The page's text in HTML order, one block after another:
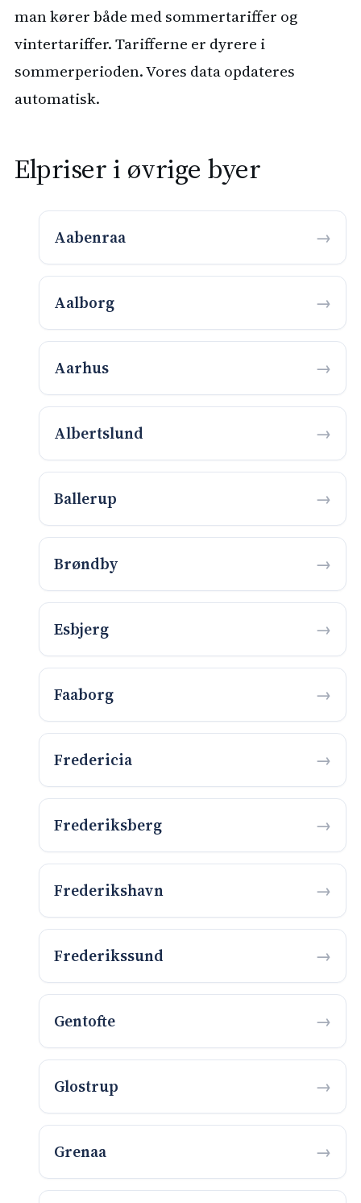
man kører både med sommertariffer og
vintertariffer. Tarifferne er dyrere i
sommerperioden. Vores data opdateres
automatisk.
Elpriser i øvrige byer
Aabenraa
Aalborg
Aarhus
Albertslund
Ballerup
Brøndby
Esbjerg
Faaborg
Fredericia
Frederiksberg
Frederikshavn
Frederikssund
Gentofte
Glostrup
Grenaa